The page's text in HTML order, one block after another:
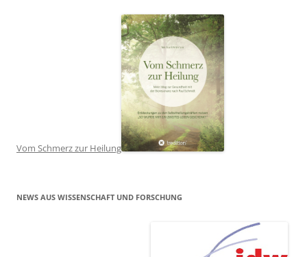
Vom Schmerz zur Heilung
NEWS AUS WISSENSCHAFT UND FORSCHUNG